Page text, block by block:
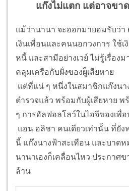
แก๊งไม่แตก แต่อาจขา
แม้ว่านานา จะออกมายอมรับว่า
เงินเพื่อนและคนนอกวงการ ใช้เ
หนี้ และสามีอย่างเวย์ ไม่รู้เรื่อง
คลุมเครือกับฝั่งของผู็เสียหาย
แต่ที่แน่ ๆ หนึ่งในสมาชิกแก๊งนา
ตำรวจแล้ว พร้อมกับผู้เสียหาย
ๆ การอัลฟอลโลว์ในไอจีของเพื่อ
แอน อลิชา คนเดียวเท่านั้น ที่ยัง
นี้ แก๊งนางฟ้าสะเทือน และบาดห
นานาเองก็เคลื่อนไหว ประกาศ
ล้าน